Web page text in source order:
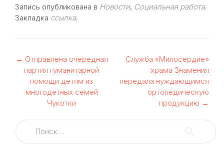
Запись опубликована в Новости, Социальная работа.
Закладка ссылка.
Навигация
по
записям
← Отправлена очередная
партия гуманитарной
помощи детям из
многодетных семей
Чукотки
Служба «Милосердие»
храма Знамения
передала нуждающимся
ортопедическую
продукцию →
Найти: